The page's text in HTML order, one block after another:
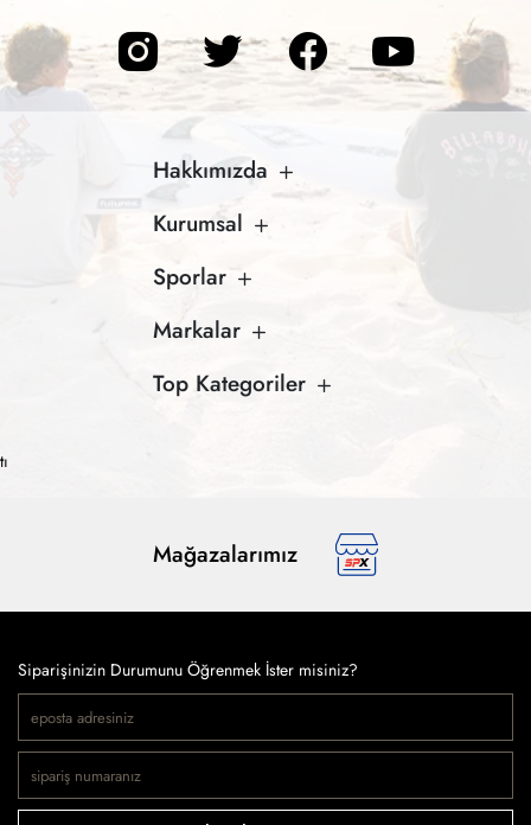
Hakkımızda
Kurumsal
Sporlar
Markalar
Top Kategoriler
Mağazalarımız
Siparişinizin Durumunu Öğrenmek İster misiniz?